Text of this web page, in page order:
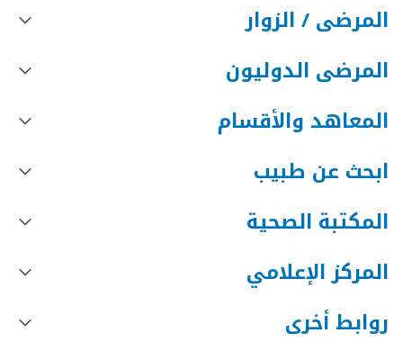
المرضى / الزوار
المرضى الدوليون
المعاهد والأقسام
ابحث عن طبيب
المكتبة الصحية
المركز الإعلامي
روابط أخرى